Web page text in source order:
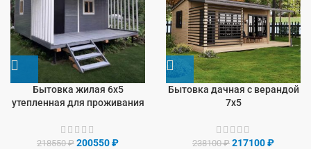
Бытовка жилая 6х5
утепленная для проживания
218550₽ 200550₽
Бытовка дачная с верандой
7х5
238100₽ 217100₽